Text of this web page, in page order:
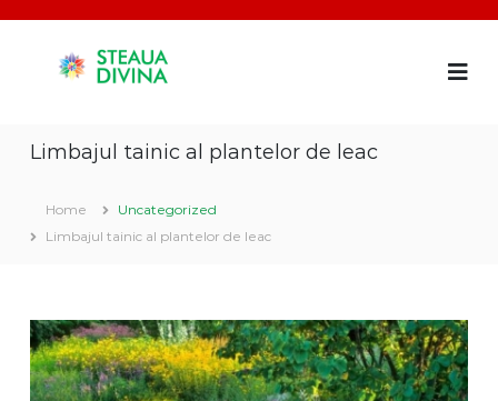
u
D
i
n
a
c
t
e
i
v
i
n
Limbajul tainic al plantelor de leac
Home
Uncategorized
Limbajul tainic al plantelor de leac